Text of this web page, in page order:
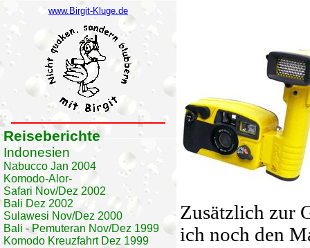
www.Birgit-Kluge.de
Reiseberichte
Indonesien
Nabucco Jan 2004
Komodo-Alor-
Safari Nov/Dez 2002
Bali Dez 2002
Sulawesi Nov/Dez 2000
Bali - Pemuteran Nov/Dez 1999
Komodo Kreuzfahrt Dez 1999
Zusätzlich zur
ich noch den